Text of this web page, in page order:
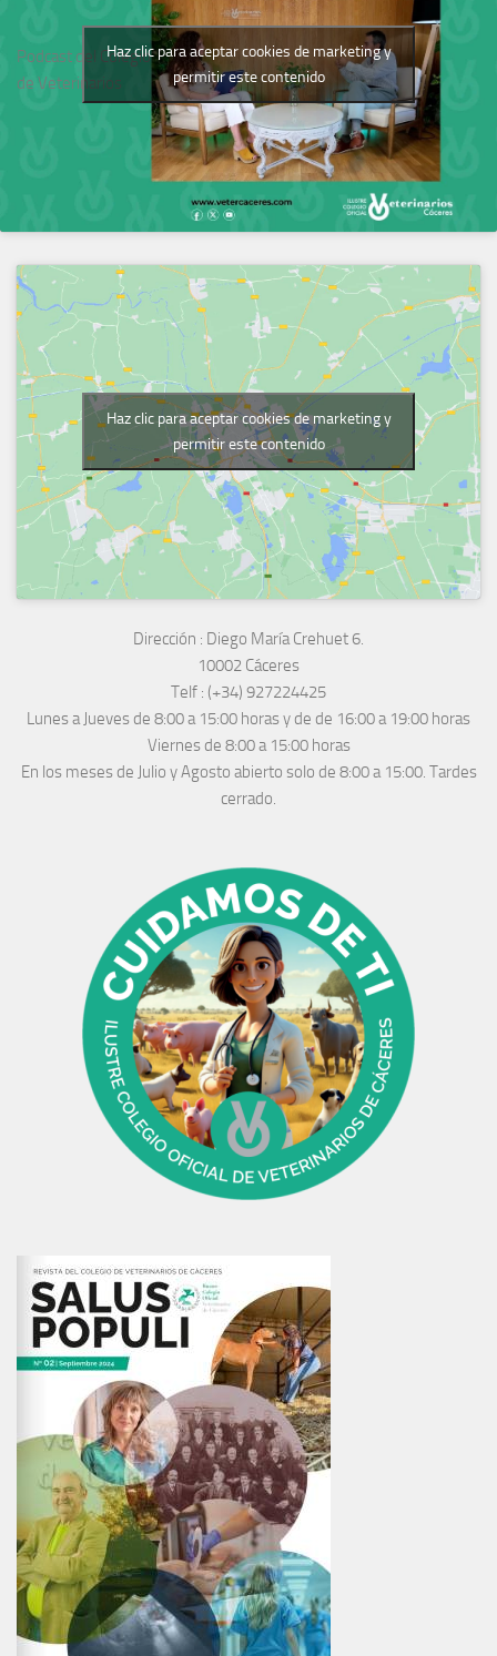
Podcast del Colegio
de Veterinarios
Haz clic para aceptar cookies de marketing y
permitir este contenido
Haz clic para aceptar cookies de marketing y
permitir este contenido
Dirección : Diego María Crehuet 6.
10002 Cáceres
Telf : (+34) 927224425
Lunes a Jueves de 8:00 a 15:00 horas y de de 16:00 a 19:00 horas
Viernes de 8:00 a 15:00 horas
En los meses de Julio y Agosto abierto solo de 8:00 a 15:00. Tardes
cerrado.